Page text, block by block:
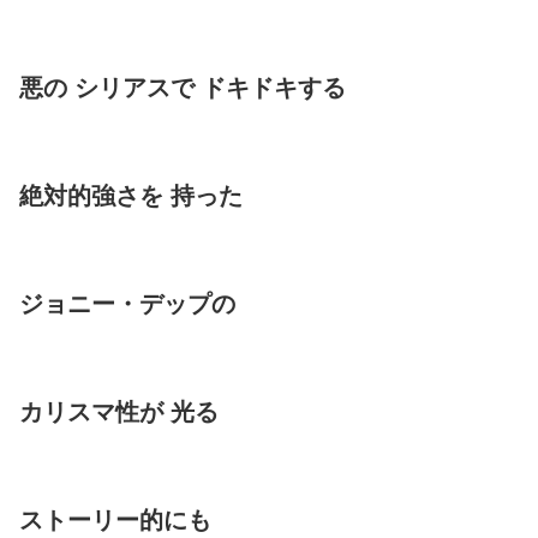
悪の シリアスで ドキドキする
絶対的強さを 持った
ジョニー・デップの
カリスマ性が 光る
ストーリー的にも